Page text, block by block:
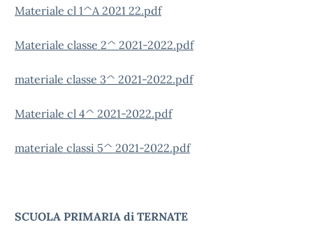
Materiale cl 1^A 2021 22.pdf
Materiale classe 2^ 2021-2022.pdf
materiale classe 3^ 2021-2022.pdf
Materiale cl 4^ 2021-2022.pdf
materiale classi 5^ 2021-2022.pdf
SCUOLA PRIMARIA di TERNATE